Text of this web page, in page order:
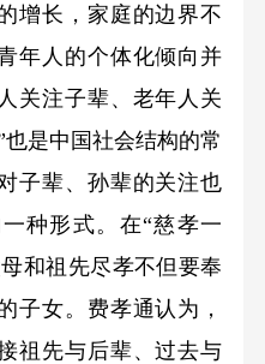
增长，家庭的边界不
年人的个体化倾向并
关注子辈、老年人关
是中国社会结构的常
子辈、孙辈的关注也
种形式。在“慈孝一
和祖先尽孝不但要奉
子女。费孝通认为，
祖先与后辈、过去与